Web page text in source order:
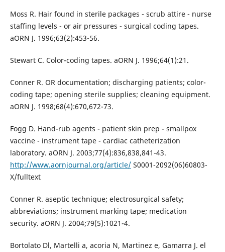
Moss R. Hair found in sterile packages - scrub attire - nurse
staffing levels - or air pressures - surgical coding tapes.
aORN J. 1996;63(2):453-56.
Stewart C. Color-coding tapes. aORN J. 1996;64(1):21.
Conner R. OR documentation; discharging patients; color-
coding tape; opening sterile supplies; cleaning equipment.
aORN J. 1998;68(4):670,672-73.
Fogg D. Hand-rub agents - patient skin prep - smallpox
vaccine - instrument tape - cardiac catheterization
laboratory. aORN J. 2003;77(4):836,838,841-43.
http://www.aornjournal.org/article/S0001-2092(06)60803-
X/fulltext
Conner R. aseptic technique; electrosurgical safety;
abbreviations; instrument marking tape; medication
security. aORN J. 2004;79(5):1021-4.
Bortolato Dl, Martelli a, acoria N, Martinez e, Gamarra J. el